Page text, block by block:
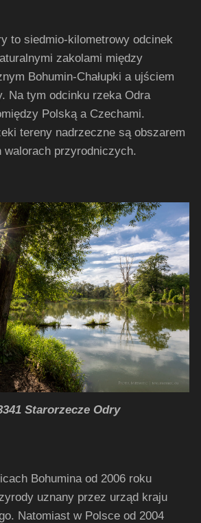
to siedmio-kilometrowy odcinek
zakolami między
Bohumin-Chałupki a ujściem
Na tym odcinku rzeka Odra
Polską a Czechami.
tereny nadrzeczne są obszarem
walorach przyrodniczych.
Starorzecze Odry
Bohumina od 2006 roku
uznany przez urząd kraju
Natomiast w Polsce od 2004